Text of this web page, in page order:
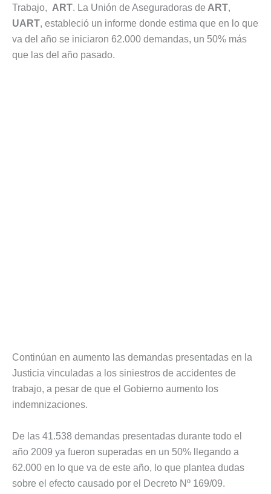
Trabajo, ART. La Unión de Aseguradoras de ART,
UART, estableció un informe donde estima que en lo que
va del año se iniciaron 62.000 demandas, un 50% más
que las del año pasado.
Continúan en aumento las demandas presentadas en la
Justicia vinculadas a los siniestros de accidentes de
trabajo, a pesar de que el Gobierno aumento los
indemnizaciones.
De las 41.538 demandas presentadas durante todo el
año 2009 ya fueron superadas en un 50% llegando a
62.000 en lo que va de este año, lo que plantea dudas
sobre el efecto causado por el Decreto Nº 169/09.